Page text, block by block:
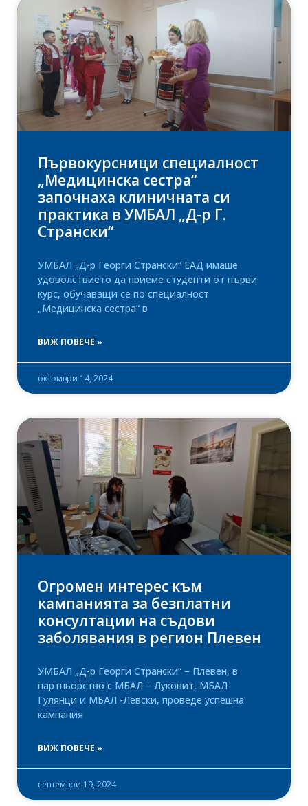
Първокурсници специалност
„Медицинска сестра“
започнаха клиничната си
практика в УМБАЛ „Д-р Г.
Странски“
УМБАЛ „Д-р Георги Странски“ ЕАД имаше
удоволствието да приеме студенти от първи
курс, обучаващи се по специалност
„Медицинска сестра“ в
ВИЖ ПОВЕЧЕ »
октомври 14, 2024
Огромен интерес към
кампанията за безплатни
консултации на съдови
заболявания в регион Плевен
УМБАЛ „Д-р Георги Странски“ – Плевен, в
партньорство с МБАЛ – Луковит, МБАЛ-
Гулянци и МБАЛ -Левски, проведе успешна
кампания
ВИЖ ПОВЕЧЕ »
септември 19, 2024